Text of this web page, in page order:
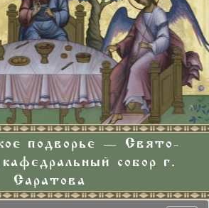
подворье — Свято-
собор г.
Саратова